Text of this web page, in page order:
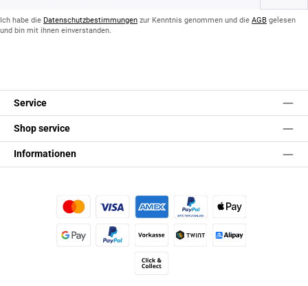
*Ich habe die Datenschutzbestimmungen zur Kenntnis genommen und die AGB gelesen
und bin mit ihnen einverstanden.
Service
Shop service
Informationen
Kredit- oder Debitkarte Später BezahlenApple Pay
Vorkasse